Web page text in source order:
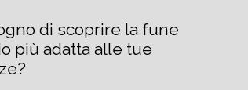
di scoprire la fune
più adatta alle tue